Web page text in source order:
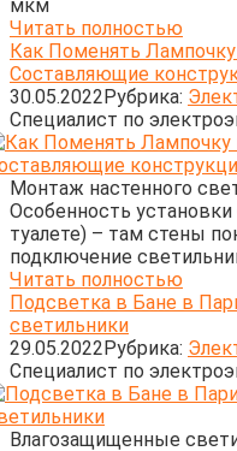
мкм
Читать полностью
Как Поменять
Составляющие
30.05.2022Рубрика:
Cпециалист по
Монтаж настенного
Особенность установки
туалете) – там стены
подключение
Читать полностью
Подсветка в Бане в
светильники
29.05.2022Рубрика:
Cпециалист по
Влагозащищенные